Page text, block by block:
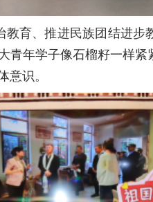
育、推进民族团结进
青年学子像石榴籽一样
意识。